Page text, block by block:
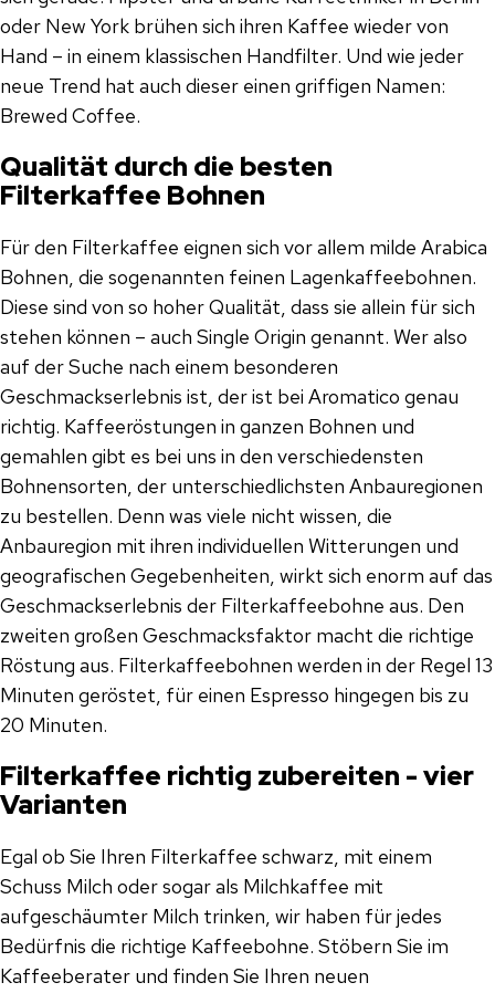
oder New York brühen sich ihren Kaffee wieder von
Hand – in einem klassischen Handfilter. Und wie jeder
neue Trend hat auch dieser einen griffigen Namen:
Brewed Coffee.
Qualität durch die besten
Filterkaffee Bohnen
Für den Filterkaffee eignen sich vor allem milde Arabica
Bohnen, die sogenannten feinen Lagenkaffeebohnen.
Diese sind von so hoher Qualität, dass sie allein für sich
stehen können – auch Single Origin genannt. Wer also
auf der Suche nach einem besonderen
Geschmackserlebnis ist, der ist bei Aromatico genau
richtig. Kaffeeröstungen in ganzen Bohnen und
gemahlen gibt es bei uns in den verschiedensten
Bohnensorten, der unterschiedlichsten Anbauregionen
zu bestellen. Denn was viele nicht wissen, die
Anbauregion mit ihren individuellen Witterungen und
geografischen Gegebenheiten, wirkt sich enorm auf das
Geschmackserlebnis der Filterkaffeebohne aus. Den
zweiten großen Geschmacksfaktor macht die richtige
Röstung aus. Filterkaffeebohnen werden in der Regel 13
Minuten geröstet, für einen Espresso hingegen bis zu
20 Minuten.
Filterkaffee richtig zubereiten - vier
Varianten
Egal ob Sie Ihren Filterkaffee schwarz, mit einem
Schuss Milch oder sogar als Milchkaffee mit
aufgeschäumter Milch trinken, wir haben für jedes
Bedürfnis die richtige Kaffeebohne. Stöbern Sie im
Kaffeeberater und finden Sie Ihren neuen